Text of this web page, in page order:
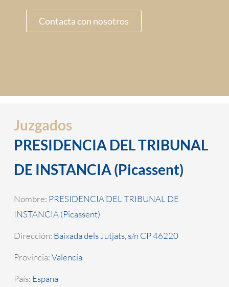
Contacta con nosotros
Juzgados
PRESIDENCIA DEL TRIBUNAL
DE INSTANCIA (Picassent)
Nombre: PRESIDENCIA DEL TRIBUNAL DE
INSTANCIA (Picassent)
Dirección: Baixada dels Jutjats, s/n CP 46220
Provincia:Valencia
País: España